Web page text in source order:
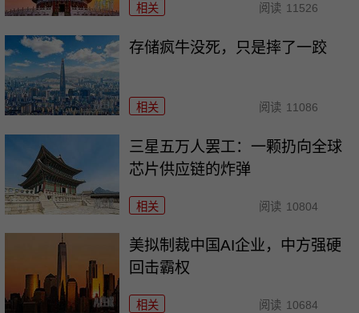
相关 阅读 11526
存储疯牛没死，只是摔了一跤
相关 阅读 11086
三星五万人罢工：一颗扔向全球
芯片供应链的炸弹
相关 阅读 10804
美拟制裁中国AI企业，中方强硬
回击霸权
相关 阅读 10684